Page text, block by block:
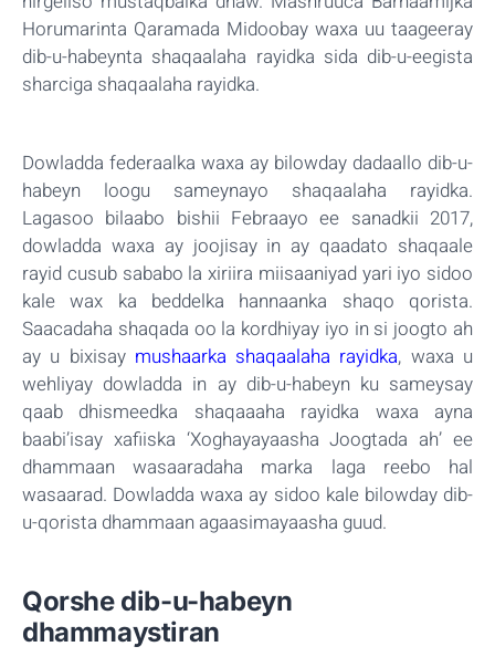
Horumarinta Qaramada Midoobay waxa uu taageeray
dib-u-habeynta shaqaalaha rayidka sida dib-u-eegista
sharciga shaqaalaha rayidka.
Dowladda federaalka waxa ay bilowday dadaallo dib-u-
habeyn loogu sameynayo shaqaalaha rayidka.
Lagasoo bilaabo bishii Febraayo ee sanadkii 2017,
dowladda waxa ay joojisay in ay qaadato shaqaale
rayid cusub sababo la xiriira miisaaniyad yari iyo sidoo
kale wax ka beddelka hannaanka shaqo qorista.
Saacadaha shaqada oo la kordhiyay iyo in si joogto ah
ay u bixisay mushaarka shaqaalaha rayidka, waxa u
wehliyay dowladda in ay dib-u-habeyn ku sameysay
qaab dhismeedka shaqaaaha rayidka waxa ayna
baabi’isay xafiiska ‘Xoghayayaasha Joogtada ah’ ee
dhammaan wasaaradaha marka laga reebo hal
wasaarad. Dowladda waxa ay sidoo kale bilowday dib-
u-qorista dhammaan agaasimayaasha guud.
Qorshe dib-u-habeyn
dhammaystiran